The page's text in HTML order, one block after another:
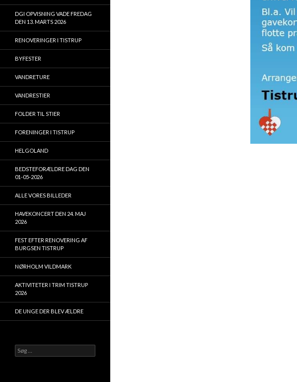
DGI OPVISNING VADE FREDAG
DEN 13. MARTS 2026
RENOVERINGER I TISTRUP
BYFESTER
VANDRETURE
VANDRESTIER
FOLDER TIL STIER
FORENINGER I TISTRUP
HELGOLAND
BEDSTEFORÆLDRE DAG DEN
01-05-2026
ALLE VORES BILLEDER
HAVEKONCERT DEN 24. MAJ
2026
FEST EFTER RENOVERING AF
BURGSEN TISTRUP
NØRHOLM VILDMARK
AKTIVITETER I TRIM TISTRUP
2026
DE UNGE DER BLEV ÆLDRE
Søg
efter: